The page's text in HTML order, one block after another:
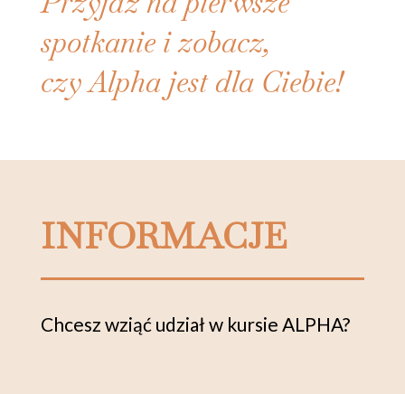
spotkanie i zobacz,
czy Alpha jest dla Ciebie!
INFORMACJE
Chcesz wziąć udział w kursie ALPHA?